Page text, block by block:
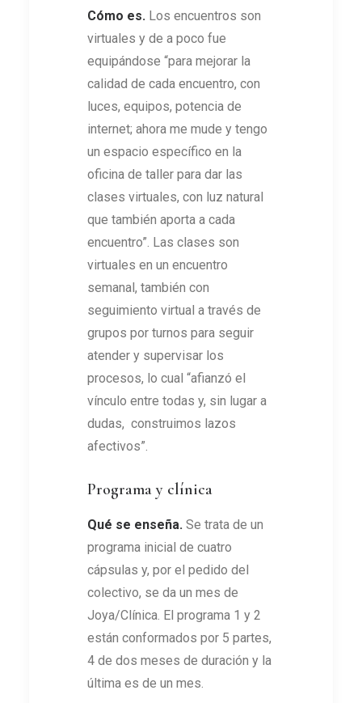
Cómo es. Los encuentros son
virtuales y de a poco fue
equipándose “para mejorar la
calidad de cada encuentro, con
luces, equipos, potencia de
internet; ahora me mude y tengo
un espacio específico en la
oficina de taller para dar las
clases virtuales, con luz natural
que también aporta a cada
encuentro”. Las clases son
virtuales en un encuentro
semanal, también con
seguimiento virtual a través de
grupos por turnos para seguir
atender y supervisar los
procesos, lo cual “afianzó el
vínculo entre todas y, sin lugar a
dudas, construimos lazos
afectivos”.
Programa y clínica
Qué se enseña. Se trata de un
programa inicial de cuatro
cápsulas y, por el pedido del
colectivo, se da un mes de
Joya/Clínica. El programa 1 y 2
están conformados por 5 partes,
4 de dos meses de duración y la
última es de un mes.